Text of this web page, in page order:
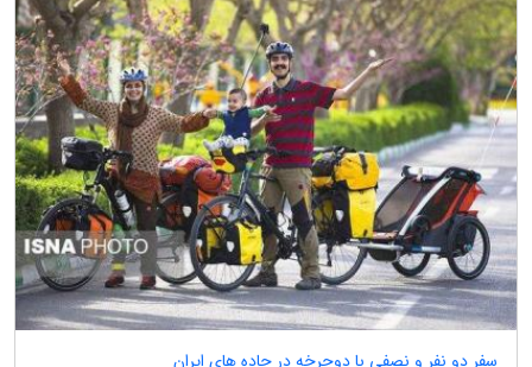
سفر دو نفر و نصفی با دوچرخه در جاده های ایران